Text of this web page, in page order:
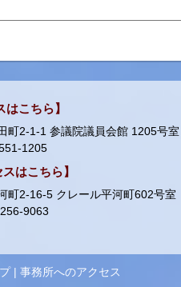
はこちら】
町2-1-1 参議院議員会館 1205号室
1205
スはこちら】
町2-16-5 クレール平河町602号室
9063
|事務所へのアクセス